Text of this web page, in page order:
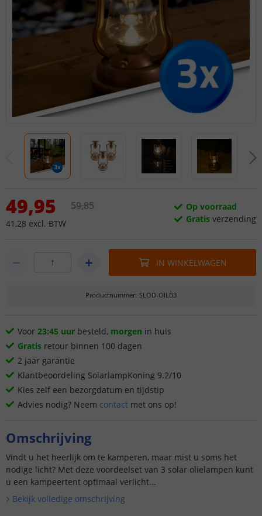
49,95
41 ,28 excl. BTW
59,85
Op voorraad
Gratis verzending
IN WINKELWAGEN
Productnummer: SLOD-OILB3
Voor 23:45 uur besteld, morgen in huis
Gratis retour binnen 100 dagen
2 jaar garantie
Klantbeoordeling SolarlampKoning 9.2/10
Kies zelf een bezorgdatum en tijdstip
Advies nodig? Neem contact met ons op!
Omschrijving
Vindt u het heerlijk om te kamperen, maar mist u soms het
nodige licht? Met deze voordeelset van 3 solar olielampen kunt
u een kampeertent optimaal verlicht...
Bekijk volledige omschrijving